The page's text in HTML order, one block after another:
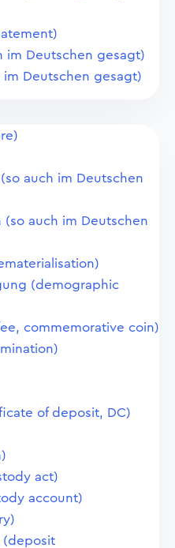
im Deutschen gesagt)
Deutschen gesagt)
auch im Deutschen
(so auch im Deutschen
(demographic
commemorative coin)
of deposit, DC)
act)
account)
(deposit